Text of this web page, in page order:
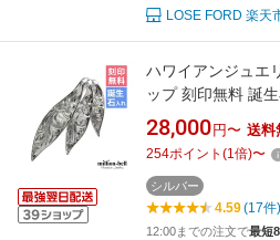
LOSE FORD 楽天
ハワイアンジュエ
ップ 刻印無料 誕
枚の葉 3WAY 3連
ー925 ネックレス
ド | メンズ レディ
番：SP2509】
28,000 円〜 送料
254ポイント (1倍)〜
シルバー
4.59(17件)
12:00までの注文で最短